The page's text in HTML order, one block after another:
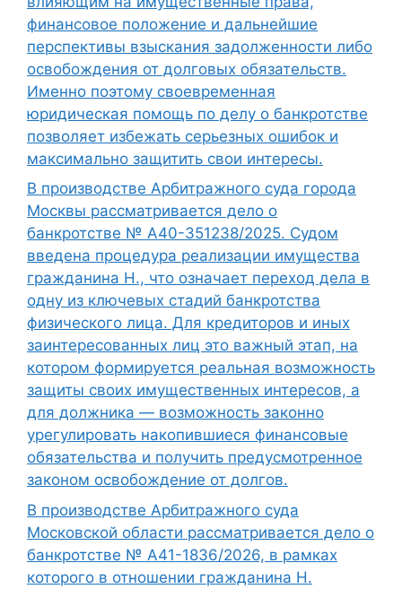
финансовое положение и дальнейшие
перспективы взыскания задолженности либо
освобождения от долговых обязательств.
Именно поэтому своевременная
юридическая помощь по делу о банкротстве
позволяет избежать серьезных ошибок и
максимально защитить свои интересы.
В производстве Арбитражного суда города
Москвы рассматривается дело о
банкротстве № А40-351238/2025. Судом
введена процедура реализации имущества
гражданина Н., что означает переход дела в
одну из ключевых стадий банкротства
физического лица. Для кредиторов и иных
заинтересованных лиц это важный этап, на
котором формируется реальная возможность
защиты своих имущественных интересов, а
для должника — возможность законно
урегулировать накопившиеся финансовые
обязательства и получить предусмотренное
законом освобождение от долгов.
В производстве Арбитражного суда
Московской области рассматривается дело о
банкротстве № А41-1836/2026, в рамках
которого в отношении гражданина Н.